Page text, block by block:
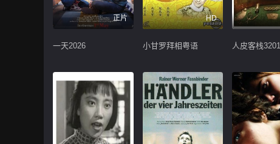
正片
一天2026
HD
小甘罗拜相粤语 人皮客栈